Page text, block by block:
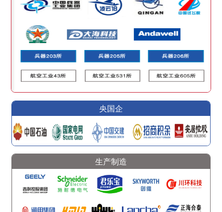
央国企
生产制造